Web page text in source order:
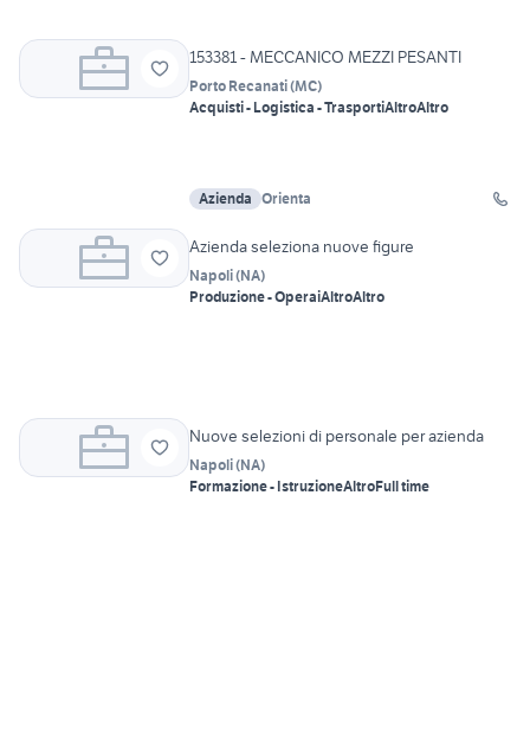
153381 - MECCANICO MEZZI PESANTI
Porto Recanati(MC)
Acquisti - Logistica - TrasportiAltroAltro
Azienda Orienta
Azienda seleziona nuove figure
Napoli(NA)
Produzione - OperaiAltroAltro
Nuove selezioni di personale per azienda
Napoli(NA)
Formazione - IstruzioneAltroFull time